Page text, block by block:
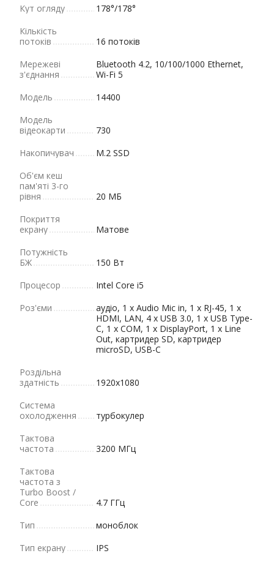
Кут огляду
178°/178°
Кількість
потоків
16 потоків
Мережеві
з'єднання
Bluetooth 4.2, 10/100/1000 Ethernet,
Wi-Fi 5
Модель
14400
Модель
відеокарти
730
Накопичувач
M.2 SSD
Об'єм кеш
пам'яті 3-го
рівня
20 МБ
Покриття
екрану
Матове
Потужність
БЖ
150 Вт
Процесор
Intel Core i5
Роз'єми
аудіо, 1 x Audio Mic in, 1 x RJ-45, 1 x
HDMI, LAN, 4 x USB 3.0, 1 x USB Type-
C, 1 x COM, 1 x DisplayPort, 1 x Line
Out, картридер SD, картридер
microSD, USB-C
Роздільна
здатність
1920x1080
Система
охолодження
турбокулер
Тактова
частота
3200 МГц
Тактова
частота з
Turbo Boost /
Core
4.7 ГГц
Тип
моноблок
Тип екрану
IPS